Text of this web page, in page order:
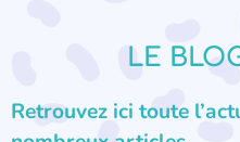
LE
Retrouvez ici toute